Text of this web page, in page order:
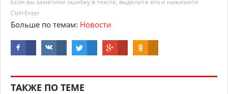
Если вы заметили ошибку в тексте, выделите его и нажимите
Ctrl+Enter
Больше по темам: Новости
ТАКЖЕ ПО ТЕМЕ